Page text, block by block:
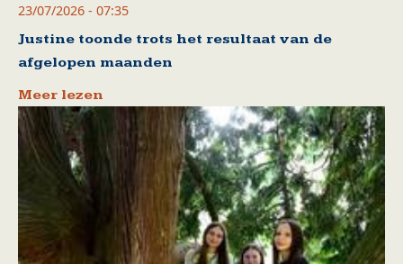
23/07/2026 - 07:35
Justine toonde trots het resultaat van de
afgelopen maanden
Meer lezen